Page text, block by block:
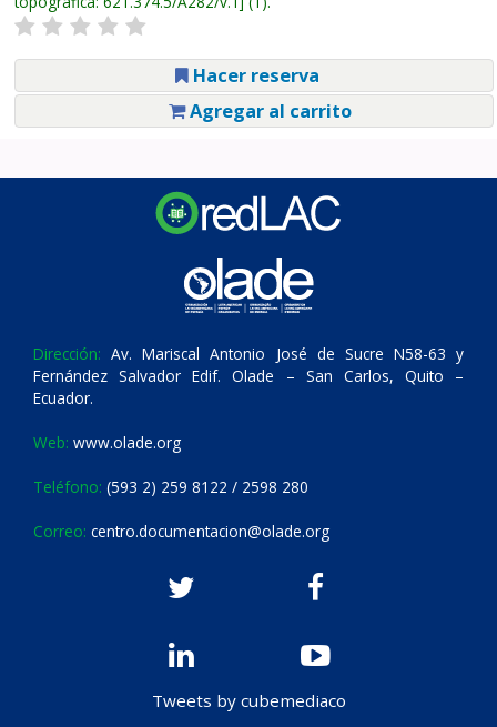
Hacer reserva
Agregar al carrito
Dirección: Av. Mariscal Antonio José de Sucre N58-63 y
Fernández Salvador Edif. Olade – San Carlos, Quito –
Ecuador.
Web: www.olade.org
Teléfono: (593 2) 259 8122 / 2598 280
Correo: centro.documentacion@olade.org
Tweets by cubemediaco